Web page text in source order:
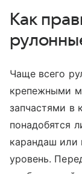
Как
Чаще всего
крепежными
запчастями в
понадобятся
карандаш или
уровень.